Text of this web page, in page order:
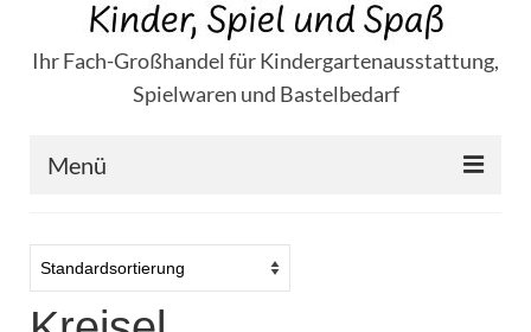
Ihr Fach-Großhandel für Kindergartenausstattung,
Spielwaren und Bastelbedarf
Menü
Zahlungsarten
Versandarten